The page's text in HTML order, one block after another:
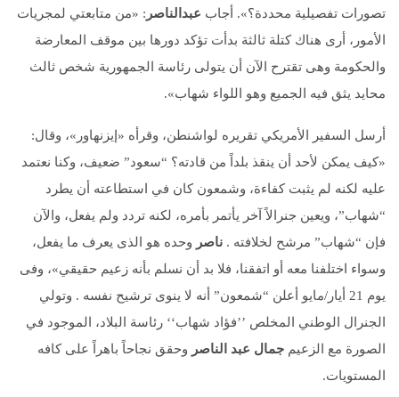
تصورات تفصيلية محددة؟». أجاب عبدالناصر : «من متابعتي لمجريات
الأمور، أرى هناك كتلة ثالثة بدأت تؤكد دورها بين موقف المعارضة
والحكومة وهى تقترح الآن أن يتولى رئاسة الجمهورية شخص ثالث
محايد يثق فيه الجميع وهو اللواء شهاب».
أرسل السفير الأمريكي تقريره لواشنطن، وقرأه «إيزنهاور»، وقال:
«كيف يمكن لأحد أن ينقذ بلداً من قادته؟ “سعود” ضعيف، وكنا نعتمد
عليه لكنه لم يثبت كفاءة، وشمعون كان في استطاعته أن يطرد
“شهاب”، ويعين جنرالاً آخر يأتمر بأمره، لكنه تردد ولم يفعل، والآن
فإن “شهاب” مرشح لخلافته . ناصر وحده هو الذى يعرف ما يفعل،
وسواء اختلفنا معه أو اتفقنا، فلا بد أن نسلم بأنه زعيم حقيقي»، وفى
يوم 21 أيار/مايو أعلن “شمعون” أنه لا ينوى ترشيح نفسه . وتولي
الجنرال الوطني المخلص ’’فؤاد شهاب‘‘ رئاسة البلاد، الموجود في
الصورة مع الزعيم جمال عبد الناصر وحقق نجاحاً باهراً على كافه
المستويات.